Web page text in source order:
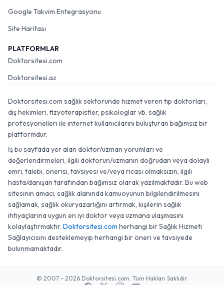
Google Takvim Entegrasyonu
Site Haritası
PLATFORMLAR
Doktorsitesi.com
Doktorsitesi.az
Doktorsitesi.com sağlık sektöründe hizmet veren tıp doktorları,
diş hekimleri, fizyoterapistler, psikologlar vb. sağlık
profesyonelleri ile internet kullanıcılarını buluşturan bağımsız bir
platformdur.
İş bu sayfada yer alan doktor/uzman yorumları ve
değerlendirmeleri, ilgili doktorun/uzmanın doğrudan veya dolaylı
emri, talebi, önerisi, tavsiyesi ve/veya ricası olmaksızın, ilgili
hasta/danışan tarafından bağımsız olarak yazılmaktadır. Bu web
sitesinin amacı, sağlık alanında kamuoyunun bilgilendirilmesini
sağlamak, sağlık okuryazarlığını artırmak, kişilerin sağlık
ihtiyaçlarına uygun en iyi doktor veya uzmana ulaşmasını
kolaylaştırmaktır. Doktorsitesi.com herhangi bir Sağlık Hizmeti
Sağlayıcısını desteklemeyip herhangi bir öneri ve tavsiyede
bulunmamaktadır.
© 2007 - 2026 Doktorsitesi.com. Tüm Hakları Saklıdır.